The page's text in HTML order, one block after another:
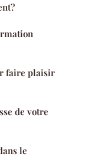
faire plaisir
de votre
le